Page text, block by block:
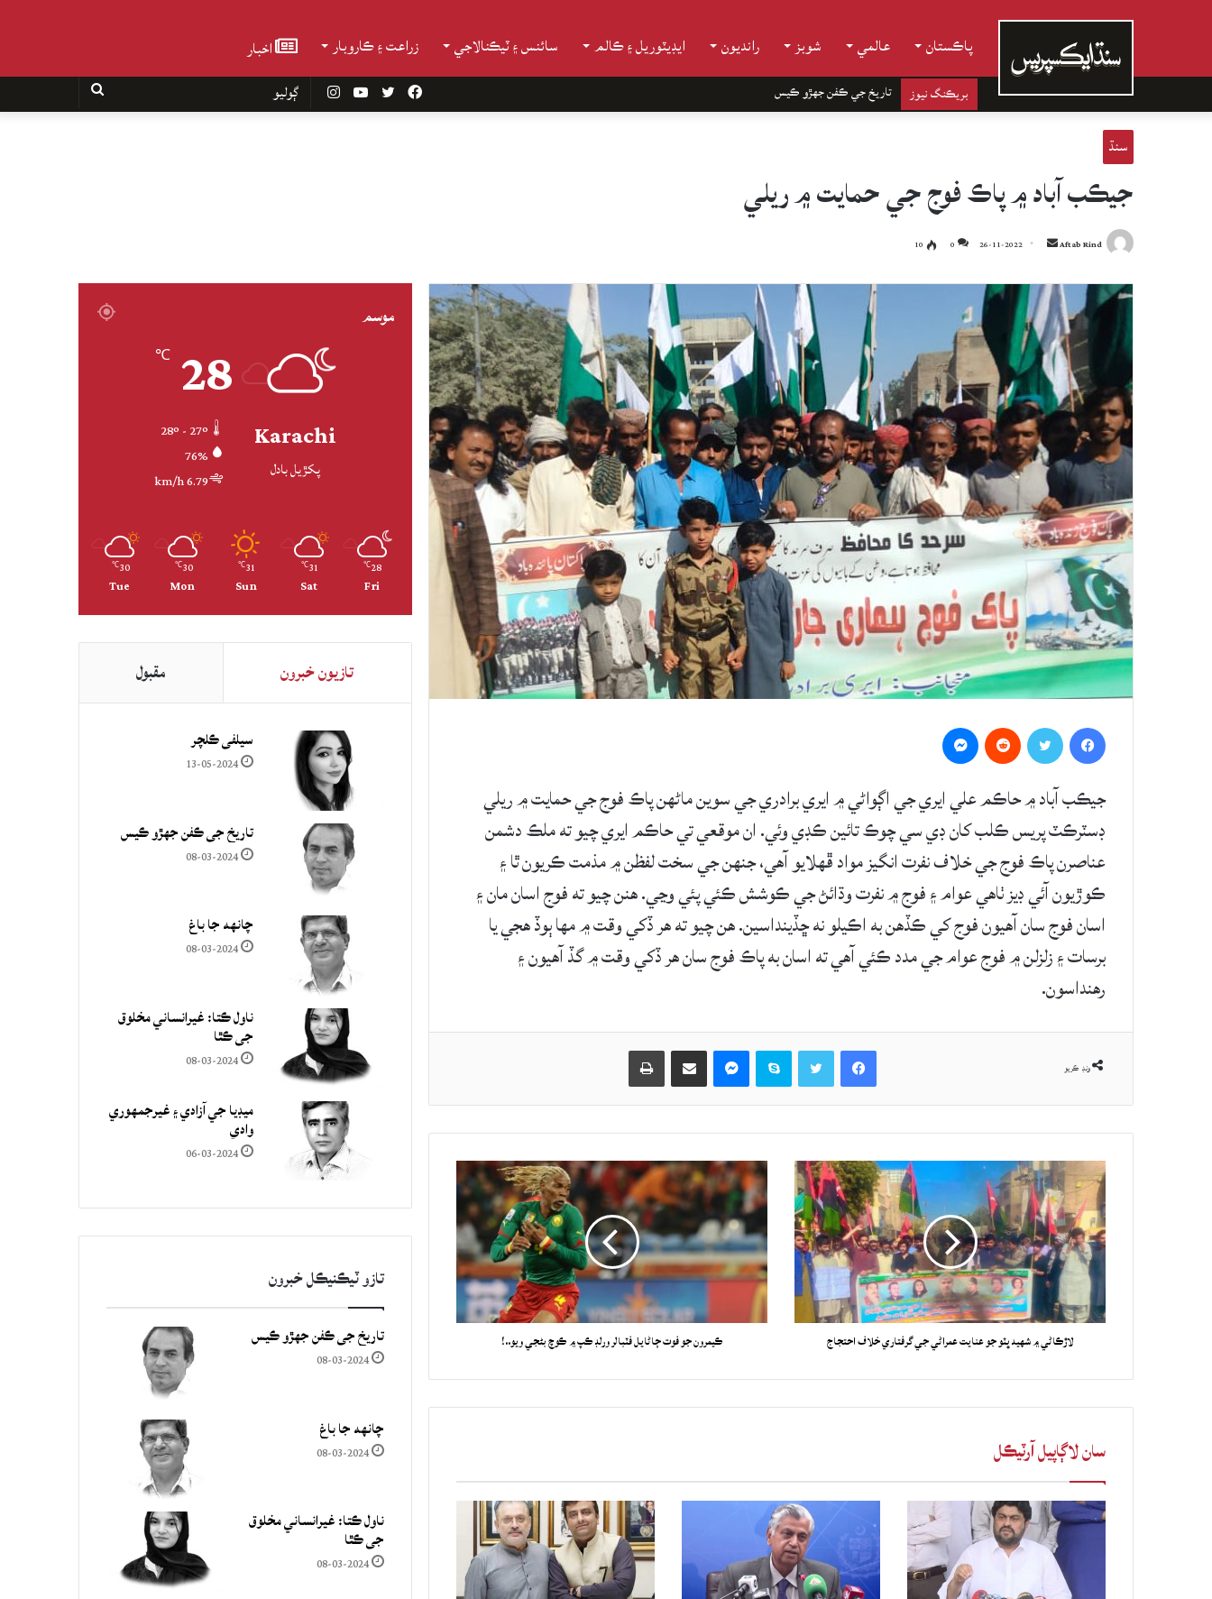
پاڪستان عالمي شوبز رانديون ايڊيٽوريل ۽ ڪالم سائنس ۽ ٽيڪنالاجي زراعت ۽ ڪاروبار اخبار
بريڪنگ نيوز تاريخ جي ڪفن جھڙو ڪيس InstagramYouTube Twitter
Facebook
سنڌ
جيڪب آباد ۾ پاڪ فوج جي حمايت ۾ ريلي
Aftab Rind
Send
email
26-11-2022
0
10
جيڪب آباد ۾ حاڪم علي ايري جي اڳواڻي ۾ ايري برادري جي سوين ماڻھن پاڪ فوج جي حمايت ۾ ريلي
ڊسٽرڪٽ پريس ڪلب کان ڊي سي چوڪ تائين ڪڊي وئي. ان موقعي تي حاڪم ايري چيو ته ملڪ دشمن
عناصرن پاڪ فوج جي خلاف نفرت انگيز مواد ڦهلايو آهي، جنهن جي سخت لفظن ۾ مذمت ڪريون ٿا ۽
ڪوڙيون آئي ڊيز ٺاهي عوام ۽ فوج ۾ نفرت وڌائڻ جي ڪوشش ڪئي پئي وڃي. هنن چيو ته فوج اسان مان ۽
اسان فوج سان آھيون فوج کي ڪڏهن به اڪيلو نه ڇڏينداسين. هن چيو ته هر ڏکي وقت ۾ مها ٻوڏ هجي يا
برسات ۽ زلزلن ۾ فوج عوام جي مدد ڪئي آھي ته اسان به پاڪ فوج سان هر ڏکي وقت ۾ گڏ آھيون ۽
رهنداسون.
ونڊ ڪريو
Facebook
Skype حصيداري ڪريو اي ميل ذريعي
لاڙڪاڻي ۾ شهيد ڀٽو جو عنايت عمراڻي جي گرفتاري خلاف احتجاج ڪيمرون جو فوت ڄاڻايل فٽبالر ورلڊ ڪپ ۾ ڪوچ بڻجي ويو..!
سان لاڳاپيل آرٽيڪل
موسم
Karachi
پکڙيل بادل
28
℃
76%
6.79 km/h
28
℃
Fri
31
℃
Sat
31
℃
Sun
30
℃
Mon
30
℃
Tue
تازيون خبرون مقبول
سيلفي ڪلچر
13-05-2024
تاريخ جي ڪفن جھڙو ڪيس
08-03-2024
چانهه جا باغ
08-03-2024
ناول ڪتا: غيرانساني مخلوق
جي ڪٿا
08-03-2024
ميڊيا جي آزادي ۽ غيرجمھوري
وادي
06-03-2024
تازو ٽيڪنيڪل خبرون
تاريخ جي ڪفن جھڙو ڪيس
08-03-2024
چانهه جا باغ
08-03-2024
ناول ڪتا: غيرانساني مخلوق
جي ڪٿا
08-03-2024